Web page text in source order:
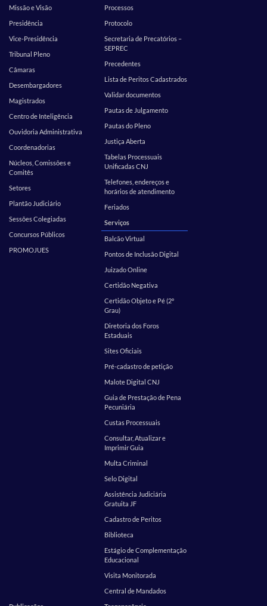
Missão e Visão
Presidência
Vice-Presidência
Tribunal Pleno
Câmaras
Desembargadores
Magistrados
Centro de Inteligência
Ouvidoria Administrativa
Coordenadorias
Núcleos, Comissões e
Comitês
Setores
Plantão Judiciário
Sessões Colegiadas
Concursos Públicos
PROMOJUES
Processos
Protocolo
Secretaria de Precatórios –
SEPREC
Precedentes
Lista de Peritos Cadastrados
Validar documentos
Pautas de Julgamento
Pautas do Pleno
Justiça Aberta
Tabelas Processuais
Unificadas CNJ
Telefones, endereços e
horários de atendimento
Feriados
Serviços
Balcão Virtual
Pontos de Inclusão Digital
Juizado Online
Certidão Negativa
Certidão Objeto e Pé (2º
Grau)
Diretoria dos Foros
Estaduais
Sites Oficiais
Pré-cadastro de petição
Malote Digital CNJ
Guia de Prestação de Pena
Pecuniária
Custas Processuais
Consultar, Atualizar e
Imprimir Guia
Multa Criminal
Selo Digital
Assistência Judiciária
Gratuita JF
Cadastro de Peritos
Biblioteca
Estágio de Complementação
Educacional
Visita Monitorada
Central de Mandados